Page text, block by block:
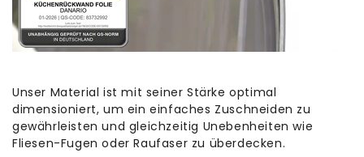
Unser Material ist mit seiner Stärke optimal
dimensioniert, um ein einfaches Zuschneiden zu
gewährleisten und gleichzeitig Unebenheiten wie
Fliesen-Fugen oder Raufaser zu überdecken.